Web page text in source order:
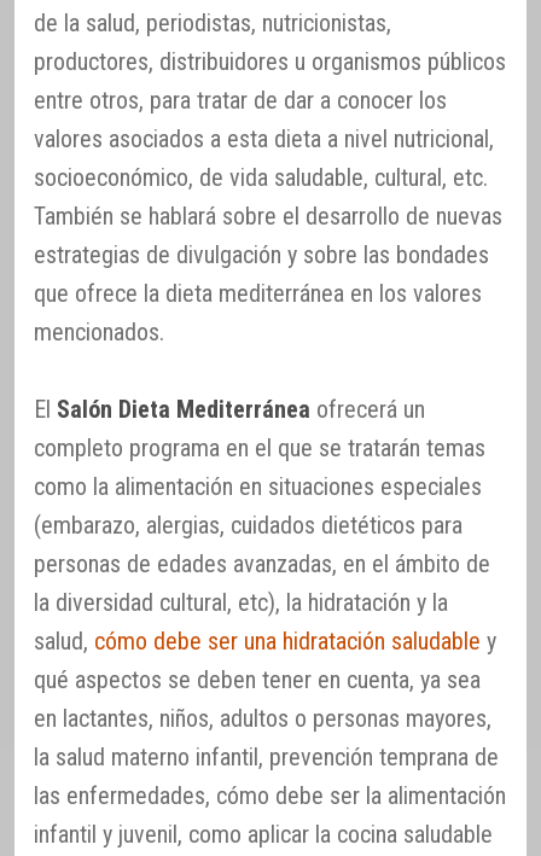
de la salud, periodistas, nutricionistas,
productores, distribuidores u organismos públicos
entre otros, para tratar de dar a conocer los
valores asociados a esta dieta a nivel nutricional,
socioeconómico, de vida saludable, cultural, etc.
También se hablará sobre el desarrollo de nuevas
estrategias de divulgación y sobre las bondades
que ofrece la dieta mediterránea en los valores
mencionados.
El Salón Dieta Mediterránea ofrecerá un
completo programa en el que se tratarán temas
como la alimentación en situaciones especiales
(embarazo, alergias, cuidados dietéticos para
personas de edades avanzadas, en el ámbito de
la diversidad cultural, etc), la hidratación y la
salud, cómo debe ser una hidratación saludable y
qué aspectos se deben tener en cuenta, ya sea
en lactantes, niños, adultos o personas mayores,
la salud materno infantil, prevención temprana de
las enfermedades, cómo debe ser la alimentación
infantil y juvenil, como aplicar la cocina saludable